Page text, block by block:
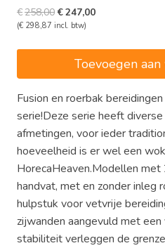
€258,00Oorspronkelijke
prijs
€258,00.
€247,00Huidige
(€ 298,87 incl. btw)
Toevoegen
Fusion en roerbak
serie!Deze serie heeft
afmetingen, voor ieder
hoeveelheid is er wel een
HorecaHeaven.Modellen
handvat, met en zonder inleg
hulpstuk voor vetvrije
zijwanden aangevuld met
stabiliteit verleggen de